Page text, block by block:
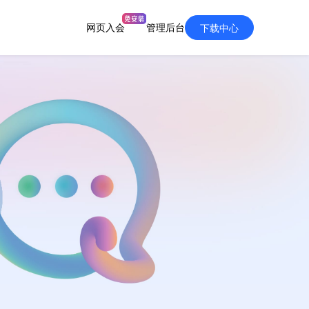
网页入会 管理后台 下载中心